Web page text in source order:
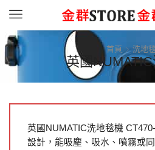
Menu
首頁 洗地
英國
英國NUMATIC洗地毯機
設計，能吸塵、吸水、噴霧或